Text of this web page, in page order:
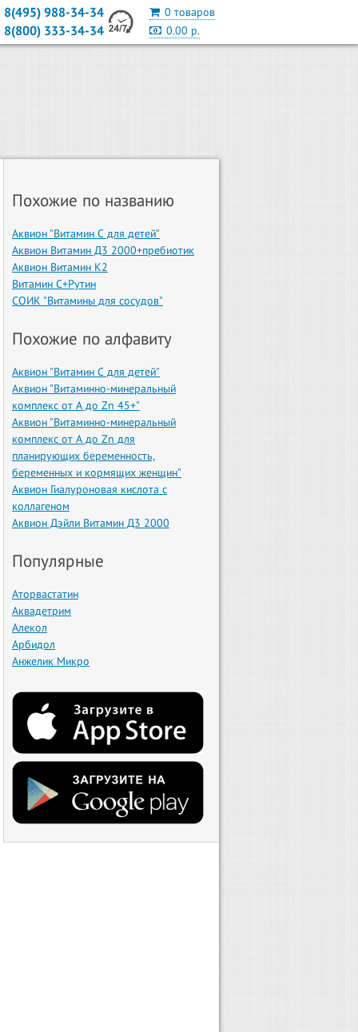
0 товаров
0.00 р.
8(495) 988-34-34
8(800) 333-34-34
Похожие по названию
Аквион "Витамин С для детей"
Аквион Витамин Д3 2000+пребиотик
Аквион Витамин К2
Витамин С+Рутин
СОИК "Витамины для сосудов"
Похожие по алфавиту
Аквион "Витамин С для детей"
Аквион "Витаминно-минеральный
комплекс от А до Zn 45+"
Аквион "Витаминно-минеральный
комплекс от А до Zn для
планирующих беременность,
беременных и кормящих женщин"
Аквион Гиалуроновая кислота с
коллагеном
Аквион Дэйли Витамин Д3 2000
Популярные
Аторвастатин
Аквадетрим
Алекол
Арбидол
Анжелик Микро